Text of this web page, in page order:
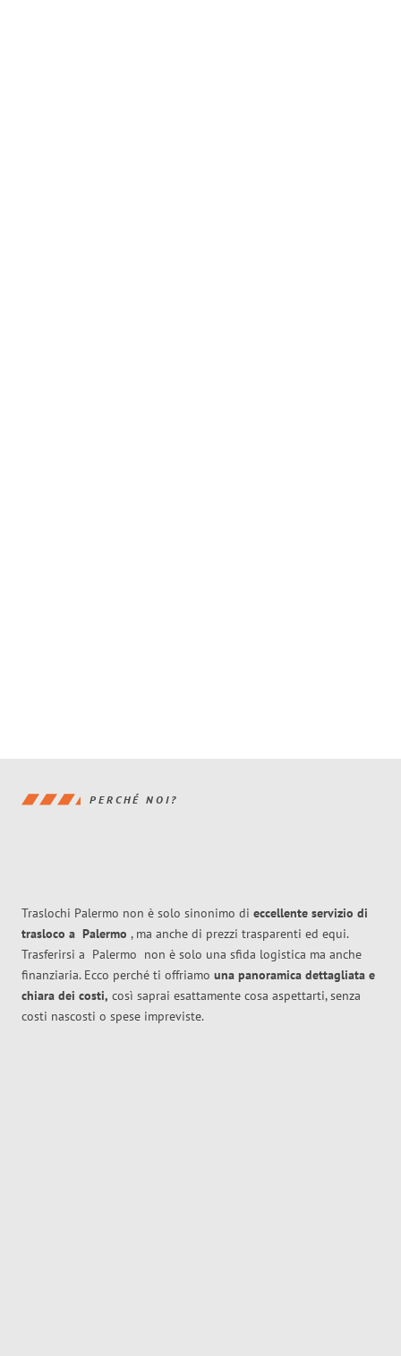
PERCHÉ NOI?
Traslochi Palermo non è solo sinonimo di eccellente servizio di
trasloco a Palermo , ma anche di prezzi trasparenti ed equi.
Trasferirsi a Palermo non è solo una sfida logistica ma anche
finanziaria. Ecco perché ti offriamo una panoramica dettagliata e
chiara dei costi, così saprai esattamente cosa aspettarti, senza
costi nascosti o spese impreviste.